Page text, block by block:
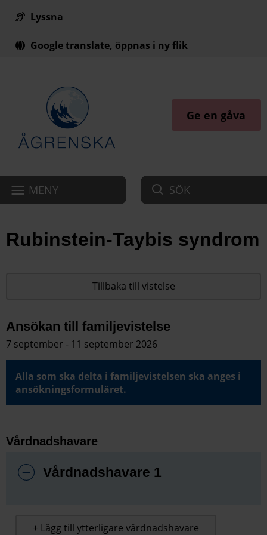
Till innehåll på sidan
Lyssna
Google translate, öppnas i ny flik
Ge en gåva
MENY SÖK
Rubinstein-Taybis syndrom
Tillbaka till vistelse
Ansökan till familjevistelse
7 september - 11 september 2026
Alla som ska delta i familjevistelsen ska anges i
ansökningsformuläret.
Vårdnadshavare
Vårdnadshavare 1
+ Lägg till ytterligare vårdnadshavare